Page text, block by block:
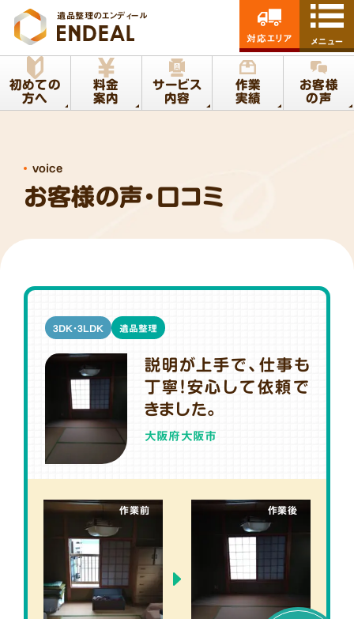
遺品整理のエンディール
初めての
方へ
料金
案内
サービス
内容
作業
実績
お客様
の声
対応エリア メニュー
お客様の声・口コミ
voice
説明が上手で、仕事も
丁寧！安心して依頼で
きました。
大阪府大阪市
3DK・3LDK 遺品整理
作業前 作業後